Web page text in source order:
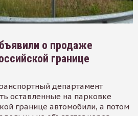
о продаже
границе
департамент
оставленные на парковке
границе автомобили, а потом